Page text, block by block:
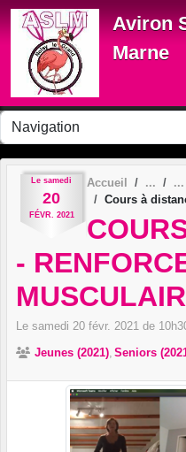
Aviron
Marne
Le samedi
20
FÉVR. 2021
Accueil
Cours à
-
Le samedi 20 févr. 2021 de
Jeunes (2021) Seniors
Panneau de gestion des